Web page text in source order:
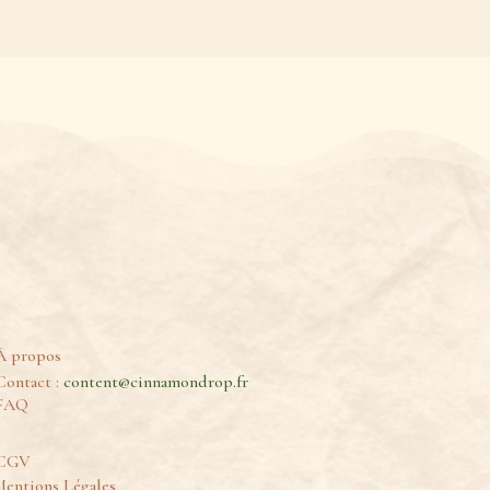
propos
: content@cinnamondrop.fr